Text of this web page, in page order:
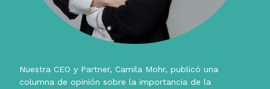
Nuestra CEO y Partner, Camila Mohr, publicó una
columna de opinión sobre la importancia de la